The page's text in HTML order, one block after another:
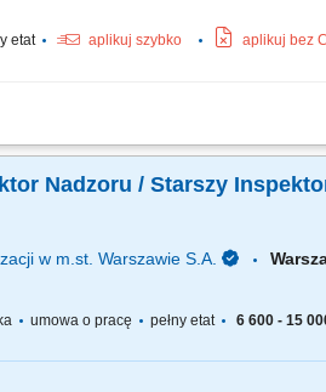
etat aplikuj szybko aplikuj bez
robotami budowlanymi realizowanymi w
Nadzoru / Starszy
w m.st. Warszawie S.A.
umowa o pracę pełny etat 6 600 - 15